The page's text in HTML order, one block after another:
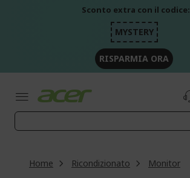
Sconto extra con il codice:
MYSTERY
RISPARMIA ORA
Home Ricondizionato Monitor